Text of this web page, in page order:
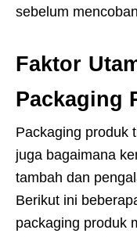
sebelum
Faktor
Packaging
Packaging produk
juga bagaimana
tambah dan
Berikut ini
packaging produk